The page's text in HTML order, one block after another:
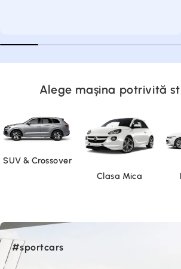
Alege mașina potrivită
SUV & Crossover
Clasa Mica
#sportcars